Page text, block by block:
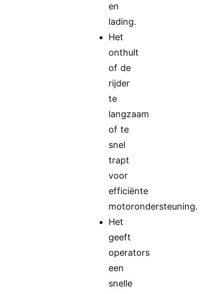
en
lading.
Het
onthult
of de
rijder
te
langzaam
of te
snel
trapt
voor
efficiënte
motorondersteuning.
Het
geeft
operators
een
snelle